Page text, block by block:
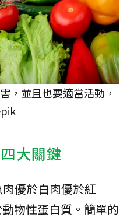
，並且也要適當活動，
大關鍵
肉優於白肉優於紅
物性蛋白質。簡單的